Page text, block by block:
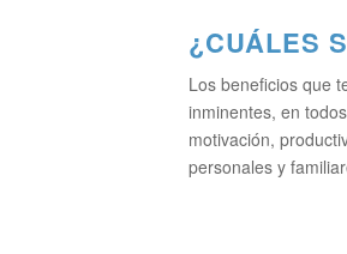
¿CUÁLES
Los beneficios que
inminentes, en
motivación,
personales y